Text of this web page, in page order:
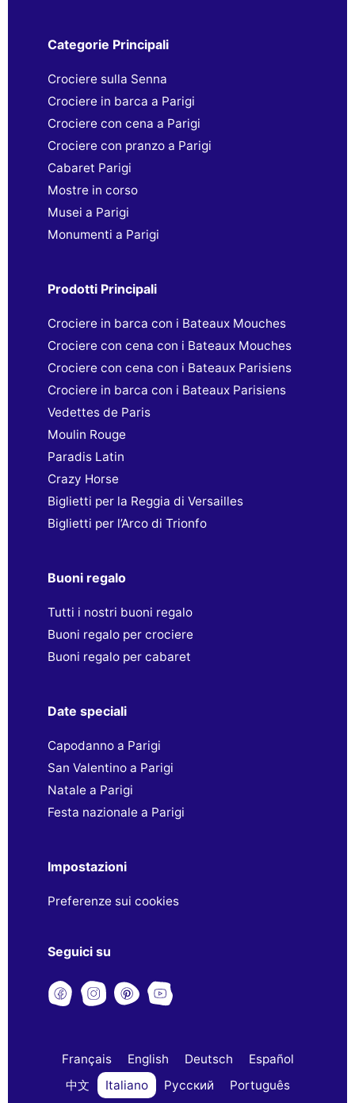
Categorie Principali
Crociere sulla Senna
Crociere in barca a Parigi
Crociere con cena a Parigi
Crociere con pranzo a Parigi
Cabaret Parigi
Mostre in corso
Musei a Parigi
Monumenti a Parigi
Prodotti Principali
Crociere in barca con i Bateaux Mouches
Crociere con cena con i Bateaux Mouches
Crociere con cena con i Bateaux Parisiens
Crociere in barca con i Bateaux Parisiens
Vedettes de Paris
Moulin Rouge
Paradis Latin
Crazy Horse
Biglietti per la Reggia di Versailles
Biglietti per l’Arco di Trionfo
Buoni regalo
Tutti i nostri buoni regalo
Buoni regalo per crociere
Buoni regalo per cabaret
Date speciali
Capodanno a Parigi
San Valentino a Parigi
Natale a Parigi
Festa nazionale a Parigi
Impostazioni
Preferenze sui cookies
Seguici su
Français English Deutsch
Español
中文
Italiano Русский Português